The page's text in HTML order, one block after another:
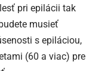
pri epilácii tak
musieť
s epiláciou,
(60 a viac) pre